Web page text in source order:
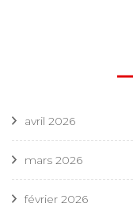
avril 2026
mars 2026
février 2026